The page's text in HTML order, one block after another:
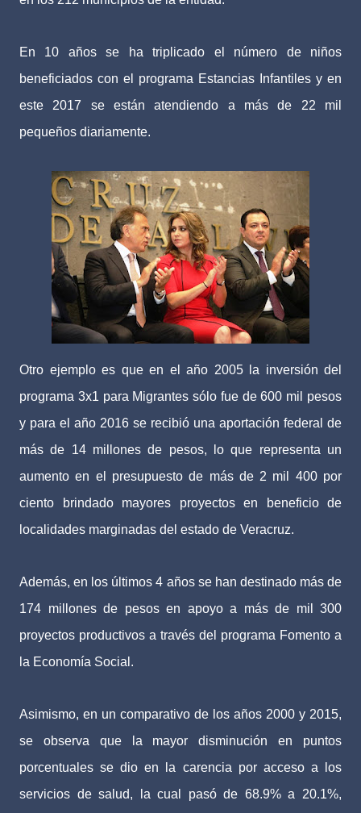
En 10 años se ha triplicado el número de niños
beneficiados con el programa Estancias Infantiles y en
este 2017 se están atendiendo a más de 22 mil
pequeños diariamente.
Otro ejemplo es que en el año 2005 la inversión del
programa 3x1 para Migrantes sólo fue de 600 mil pesos
y para el año 2016 se recibió una aportación federal de
más de 14 millones de pesos, lo que representa un
aumento en el presupuesto de más de 2 mil 400 por
ciento brindado mayores proyectos en beneficio de
localidades marginadas del estado de Veracruz.
Además, en los últimos 4 años se han destinado más de
174 millones de pesos en apoyo a más de mil 300
proyectos productivos a través del programa Fomento a
la Economía Social.
Asimismo, en un comparativo de los años 2000 y 2015,
se observa que la mayor disminución en puntos
porcentuales se dio en la carencia por acceso a los
servicios de salud, la cual pasó de 68.9% a 20.1%,